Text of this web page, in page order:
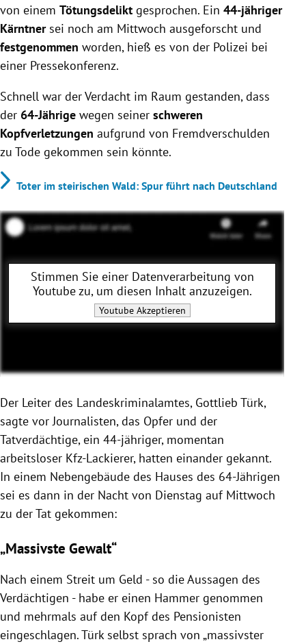
von einem Tötungsdelikt gesprochen. Ein 44-jähriger
Kärntnersei noch am Mittwoch ausgeforscht und
festgenommen worden, hieß es von der Polizei bei
einer Pressekonferenz.
Schnell war der Verdacht im Raum gestanden, dass
der 64-Jährige wegen seiner schweren
Kopfverletzungen aufgrund von Fremdverschulden
zu Tode gekommen sein könnte.
Toter im steirischen Wald: Spur führt nach Deutschland
Stimmen Sie einer Datenverarbeitung von
Youtubezu, um diesen Inhalt anzuzeigen.
YoutubeAkzeptieren
Der Leiter des Landeskriminalamtes, Gottlieb Türk,
sagte vor Journalisten, das Opfer und der
Tatverdächtige, ein 44-jähriger, momentan
arbeitsloser Kfz-Lackierer, hatten einander gekannt.
In einem Nebengebäude des Hauses des 64-Jährigen
sei es dann in der Nacht von Dienstag auf Mittwoch
zu der Tat gekommen:
„Massivste Gewalt“
Nach einem Streit um Geld - so die Aussagen des
Verdächtigen - habe er einen Hammer genommen
und mehrmals auf den Kopf des Pensionisten
eingeschlagen. Türk selbst sprach von „massivster